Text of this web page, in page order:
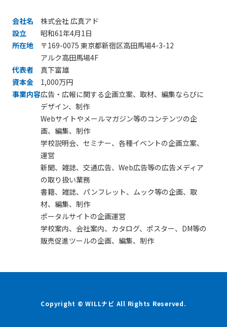
会社名
株式会社 広真アド
設立
昭和61年4月1日
所在地
〒169-0075 東京都新宿区高田馬場4-3-12
アルク高田馬場4F
代表者
真下富雄
資本金
1,000万円
事業内容広告・広報に関する企画立案、取材、編集ならびに
デザイン、制作
Webサイトやメールマガジン等のコンテンツの企
画、編集、制作
学校説明会、セミナー、各種イベントの企画立案、
運営
新聞、雑誌、交通広告、Web広告等の広告メディア
の取り扱い業務
書籍、雑誌、パンフレット、ムック等の企画、取
材、編集、制作
ポータルサイトの企画運営
学校案内、会社案内、カタログ、ポスター、DM等の
販売促進ツールの企画、編集、制作
Copyright © WILLナビ All Rights Reserved.